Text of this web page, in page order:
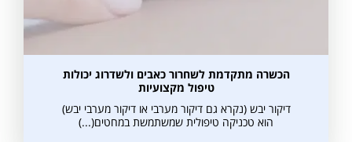
הכשרה מתקדמת לשחרור כאבים ולשדרוג יכולות
טיפול מקצועיות
דיקור יבש (נקרא גם דיקור מערבי או דיקור מערבי יבש)
הוא טכניקה טיפולית שמשתמשת במחטים(...)